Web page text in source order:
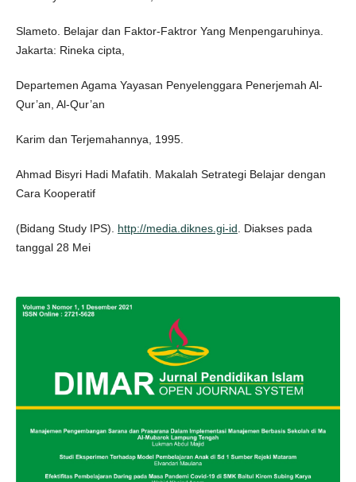
Slameto. Belajar dan Faktor-Faktror Yang Menpengaruhinya.
Jakarta: Rineka cipta,
Departemen Agama Yayasan Penyelenggara Penerjemah Al-
Qur’an, Al-Qur’an
Karim dan Terjemahannya, 1995.
Ahmad Bisyri Hadi Mafatih. Makalah Setrategi Belajar dengan
Cara Kooperatif
(Bidang Study IPS). http://media.diknes.gi-id. Diakses pada
tanggal 28 Mei